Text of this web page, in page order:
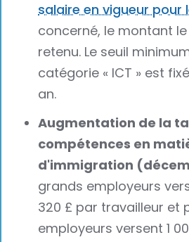
salaire en vigueur pour
concerné, le montant
retenu. Le seuil
catégorie « ICT » est
an.
Augmentation de la
compétences en
d'immigration
grands employeurs
320 £ par travailleur et
employeurs versent 1